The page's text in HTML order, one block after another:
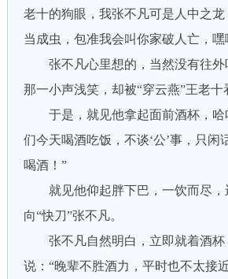
老十的狗眼，我张不凡可是人中之
当成虫，包准我会叫你家破人亡，嘿
张不凡心里想的，当然没有往外
那一小声浅笑，却被“穿云燕”王老十
于是，就见他拿起面前酒杯，哈
们今天喝酒吃饭，不谈‘公’事，只闲
喝酒！”
就见他仰起胖下巴，一饮而尽，
向“快刀”张不凡。
张不凡自然明白，立即就着酒杯
说：“晚辈不胜酒力，平时也不太接